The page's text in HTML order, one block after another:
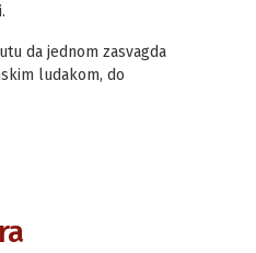
da jednom zasvagda
ludakom, do